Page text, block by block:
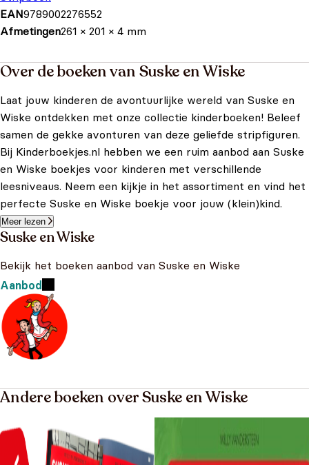
EAN9789002276552
Afmetingen261 × 201 × 4 mm
Over de boeken van Suske en Wiske
Laat jouw kinderen de avontuurlijke wereld van Suske en
Wiske ontdekken met onze collectie kinderboeken! Beleef
samen de gekke avonturen van deze geliefde stripfiguren.
Bij Kinderboekjes.nl hebben we een ruim aanbod aan Suske
en Wiske boekjes voor kinderen met verschillende
leesniveaus. Neem een kijkje in het assortiment en vind het
perfecte Suske en Wiske boekje voor jouw (klein)kind.
Meer lezen
Suske en Wiske
Bekijk het boeken aanbod van Suske en Wiske
Aanbod
Andere boeken over Suske en Wiske